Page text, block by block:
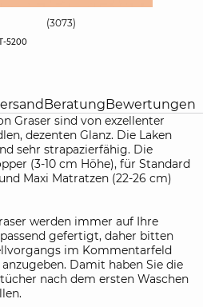
(3073)
5200
BeratungBewertungen
Graser sind von exzellenter
dezenten Glanz. Die Laken
sehr strapazierfähig. Die
(3-10 cm Höhe), für Standard
Maxi Matratzen (22-26 cm)
werden immer auf Ihre
gefertigt, daher bitten
im Kommentarfeld
Damit haben Sie die
nach dem ersten Waschen